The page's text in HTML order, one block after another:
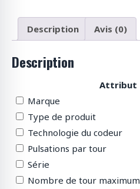
r
o
d
Description Avis (0)
Description
Attribut
Marque
Type de produit
Technologie du codeur
Pulsations par tour
Série
Nombre de tour maximum